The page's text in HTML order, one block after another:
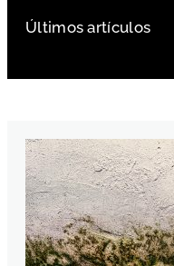
Últimos artículos